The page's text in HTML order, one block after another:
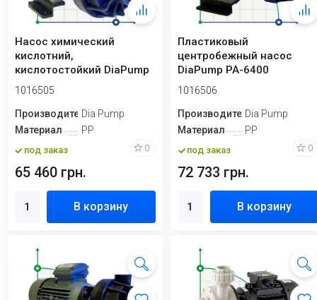
Насос химический
кислотний,
кислотостойкий DiaPump
PA-6300 (0,37кВт)
1016505
ПроизводительDia Pump
Материал
PP
под заказ 0
65 460 грн.
В корзину
Пластиковый
центробежный насос
DiaPump PA-6400
(0,75кВт)
1016506
ПроизводительDia Pump
Материал
PP
под заказ 0
72 733 грн.
В корзину